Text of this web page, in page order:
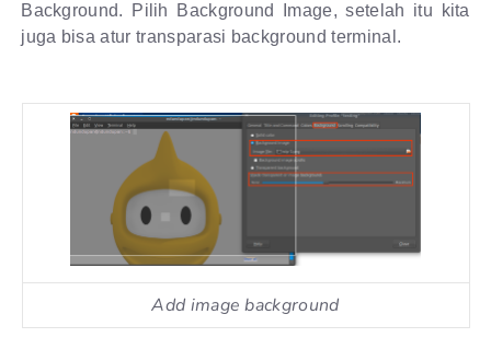
Background. Pilih Background Image, setelah itu kita
juga bisa atur transparasi background terminal.
Add image background